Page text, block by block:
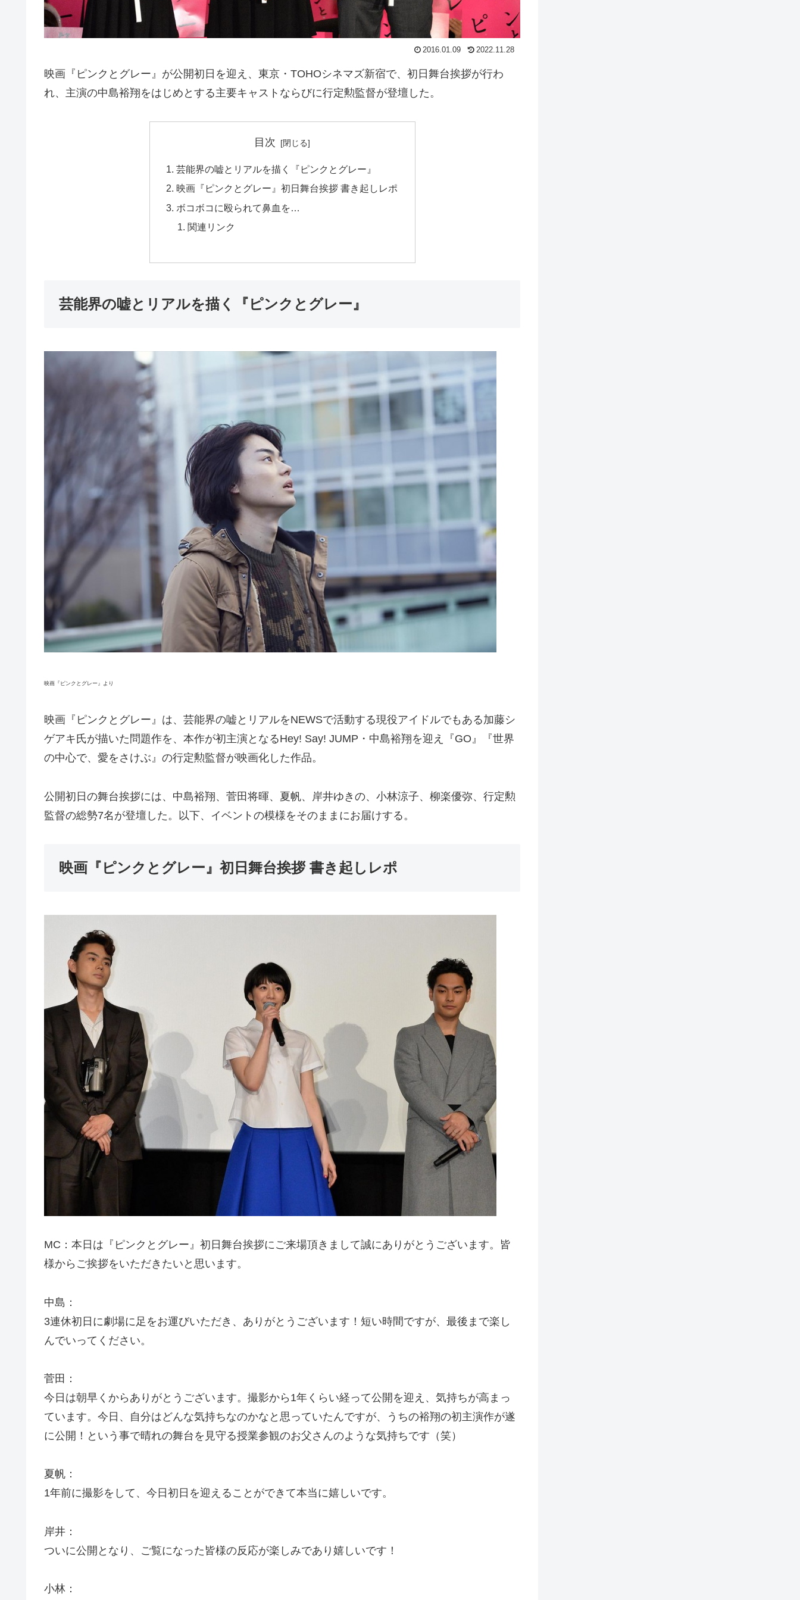
2016.01.09 2022.11.28
映画『ピンクとグレー』が公開初日を迎え、東京・TOHOシネマズ新宿で、初日舞台挨拶が行わ
れ、主演の中島裕翔をはじめとする主要キャストならびに行定勲監督が登壇した。
目次
芸能界の嘘とリアルを描く『ピンクとグレー』
映画『ピンクとグレー』初日舞台挨拶 書き起しレポ
ボコボコに殴られて鼻血を…
関連リンク
芸能界の嘘とリアルを描く『ピンクとグレー』
映画『ピンクとグレー』より
映画『ピンクとグレー』は、芸能界の嘘とリアルをNEWSで活動する現役アイドルでもある加藤シ
ゲアキ氏が描いた問題作を、本作が初主演となるHey! Say! JUMP・中島裕翔を迎え『GO』『世界
の中心で、愛をさけぶ』の行定勲監督が映画化した作品。
公開初日の舞台挨拶には、中島裕翔、菅田将暉、夏帆、岸井ゆきの、小林涼子、柳楽優弥、行定勲
監督の総勢7名が登壇した。以下、イベントの模様をそのままにお届けする。
映画『ピンクとグレー』初日舞台挨拶 書き起しレポ
MC：本日は『ピンクとグレー』初日舞台挨拶にご来場頂きまして誠にありがとうございます。皆
様からご挨拶をいただきたいと思います。
中島：
3連休初日に劇場に足をお運びいただき、ありがとうございます！短い時間ですが、最後まで楽し
んでいってください。
菅田：
今日は朝早くからありがとうございます。撮影から1年くらい経って公開を迎え、気持ちが高まっ
ています。今日、自分はどんな気持ちなのかなと思っていたんですが、うちの裕翔の初主演作が遂
に公開！という事で晴れの舞台を見守る授業参観のお父さんのような気持ちです（笑）
夏帆：
1年前に撮影をして、今日初日を迎えることができて本当に嬉しいです。
岸井：
ついに公開となり、ご覧になった皆様の反応が楽しみであり嬉しいです！
小林：